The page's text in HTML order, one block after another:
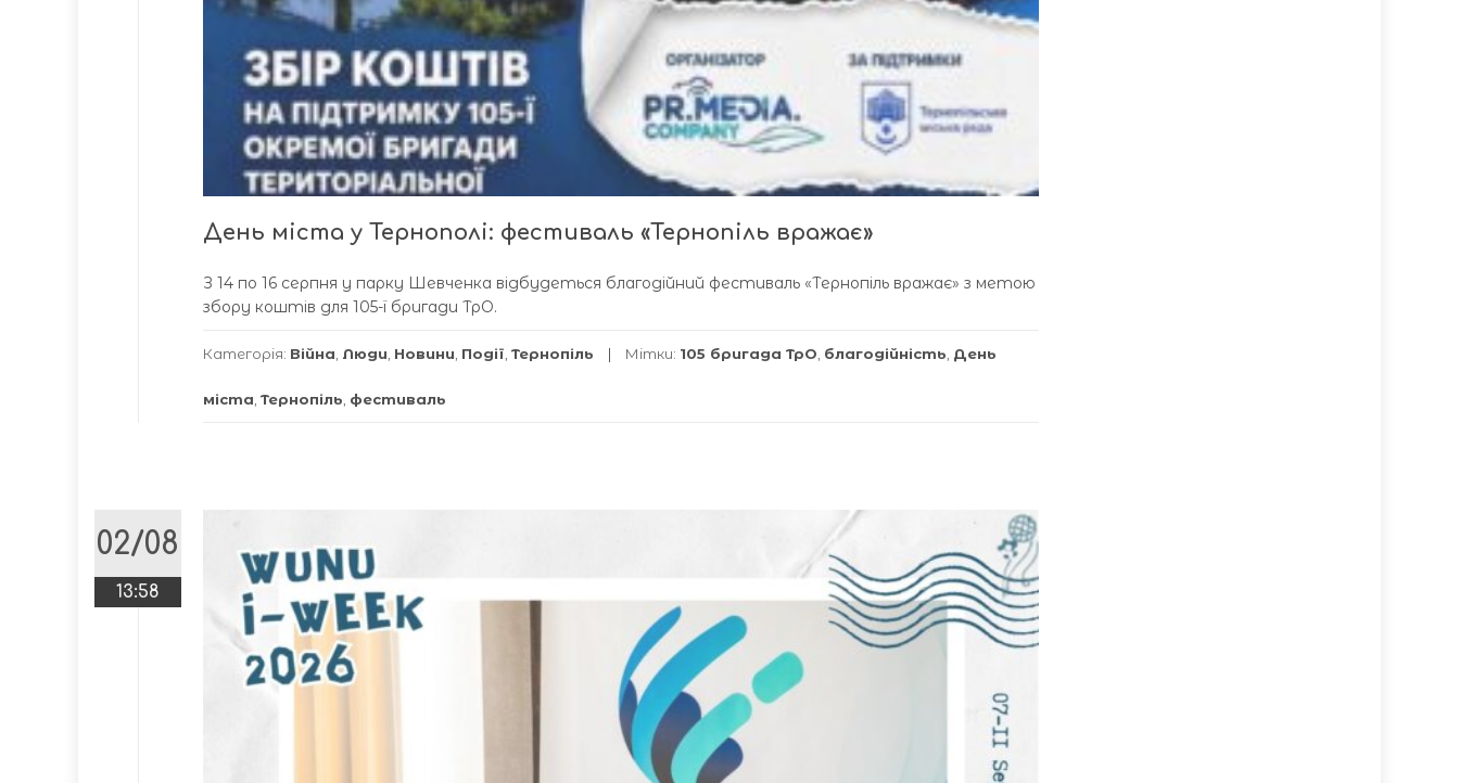
День міста у Тернополі: фестиваль «Тернопіль вражає»
З 14 по 16 серпня у парку Шевченка відбудеться благодійний фестиваль «Тернопіль вражає» з метою
збору коштів для 105-ї бригади ТрО.
Категорія: Війна Люди Новини Події Тернопіль Мітки: 105 бригада ТрО благодійність День
міста Тернопіль фестиваль
02/08
13:58